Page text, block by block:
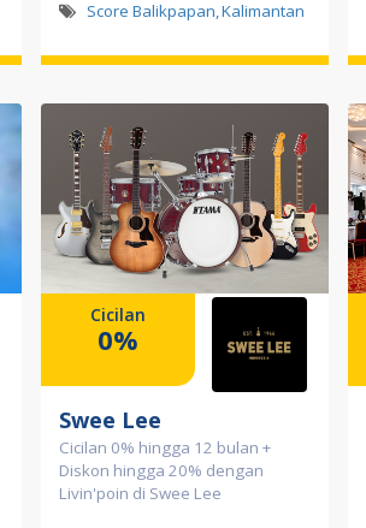
Score Balikpapan,Kalimantan
Cicilan
0%
Swee Lee
Cicilan 0% hingga 12 bulan +
Diskon hingga 20% dengan
Livin'poin di Swee Lee